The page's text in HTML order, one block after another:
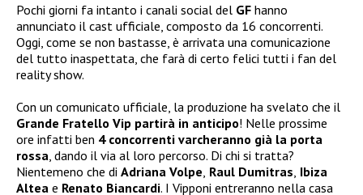
Pochi giorni fa intanto i canali social del GF hanno
annunciato il cast ufficiale, composto da 16 concorrenti.
Oggi, come se non bastasse, è arrivata una comunicazione
del tutto inaspettata, che farà di certo felici tutti i fan del
reality show.
Con un comunicato ufficiale, la produzione ha svelato che il
Grande Fratello Vip partirà in anticipo! Nelle prossime
ore infatti ben 4 concorrenti varcheranno già la porta
rossa , dando il via al loro percorso. Di chi si tratta?
Nientemeno che di Adriana Volpe Raul Dumitras Ibiza
Altea e Renato Biancardi. I Vipponi entreranno nella casa